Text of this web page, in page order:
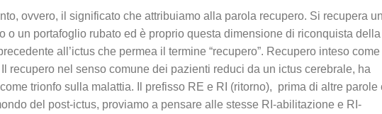
ovvero, il significato che attribuiamo alla parola recupero. Si recupera un
o un portafoglio rubato ed è proprio questa dimensione di riconquista della
all’ictus che permea il termine “recupero”. Recupero inteso come
recupero nel senso comune dei pazienti reduci da un ictus cerebrale, ha
trionfo sulla malattia. Il prefisso RE e RI (ritorno), prima di altre parole
del post-ictus, proviamo a pensare alle stesse RI-abilitazione e RI-